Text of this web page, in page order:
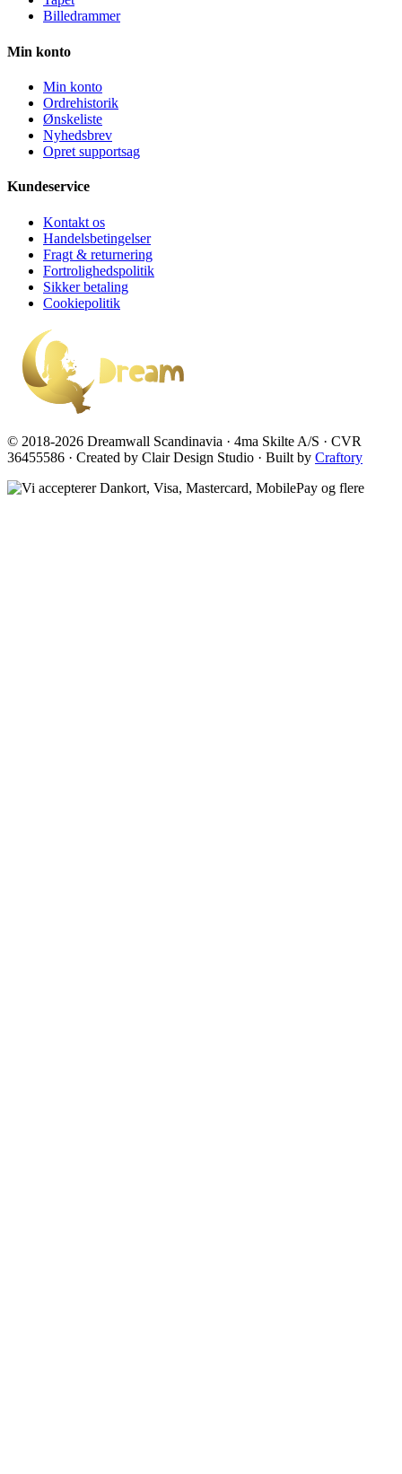
Billedrammer
Min konto
Min konto
Ordrehistorik
Ønskeliste
Nyhedsbrev
Opret supportsag
Kundeservice
Kontakt os
Handelsbetingelser
Fragt & returnering
Fortrolighedspolitik
Sikker betaling
Cookiepolitik
© 2018-2026 Dreamwall Scandinavia · 4ma Skilte A/S · CVR
36455586 · Created by Clair Design Studio · Built by Craftory